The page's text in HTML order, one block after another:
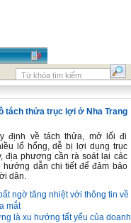
tách thửa trục lợi ở Nha Trang
định về tách thửa, mở lối đi
lổ hổng, dễ bị lợi dụng trục
địa phương cần rà soát lại các
hướng dẫn chi tiết để đảm bảo
dân.
ngờ tăng nhiệt với thông tin về
mắt
là xu hướng tất yếu của doanh